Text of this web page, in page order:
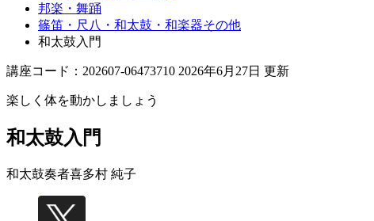
邦楽・舞踊
篠笛・尺八・和太鼓・和楽器その他
和太鼓入門
講座コード：202607-06473710 2026年6月27日 更新
楽しく体を動かしましょう
和太鼓入門
和太鼓奏者喜多村 純子